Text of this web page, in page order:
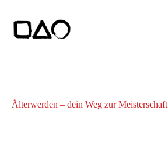
springen
Älterwerden – dein Weg zur Meisterschaft